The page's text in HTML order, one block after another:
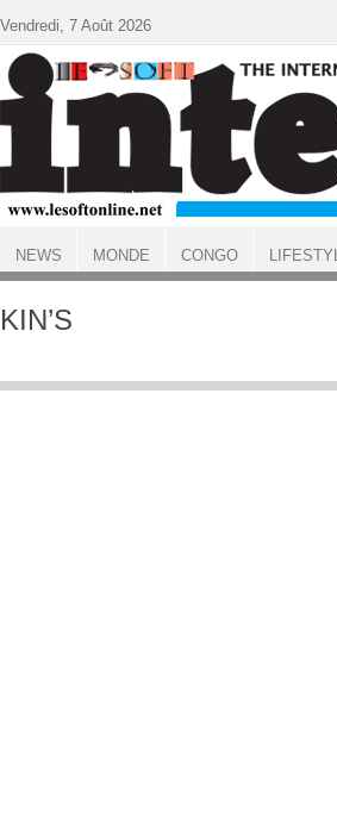
ACCUEIL
KIN’S
Vendredi, 7 Août 2026
NEWS MONDE CONGO